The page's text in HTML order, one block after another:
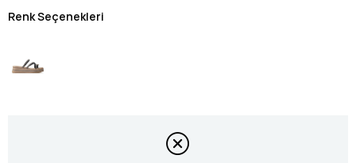
Renk Seçenekleri